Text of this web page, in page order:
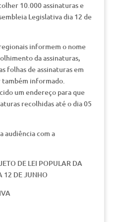
10.000 assinaturas e
Legislativa dia 12 de
informem o nome
da assinaturas,
folhas de assinaturas em
também informado.
um endereço para que
recolhidas até o dia 05
audiência com a
DE LEI POPULAR DA
12 DE JUNHO